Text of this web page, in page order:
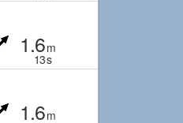
1.6m
13s
1.6m